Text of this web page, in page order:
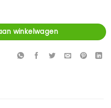
aantal
winkelwagen